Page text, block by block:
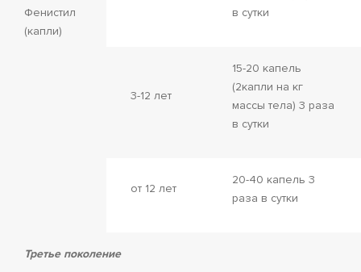
Фенистил
(капли)
в сутки
3-12 лет
15-20 капель
(2капли на кг
массы тела) 3 раза
в сутки
от 12 лет
20-40 капель 3
раза в сутки
Третье поколение